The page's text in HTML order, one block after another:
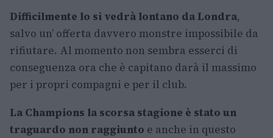
Difficilmente lo si vedrà lontano da Londra,
salvo un’ offerta davvero monstre impossibile da
rifiutare. Al momento non sembra esserci di
conseguenza ora che è capitano darà il massimo
per i propri compagni e per il club.
La Champions la scorsa stagione è stato un
traguardo non raggiunto e anche in questo